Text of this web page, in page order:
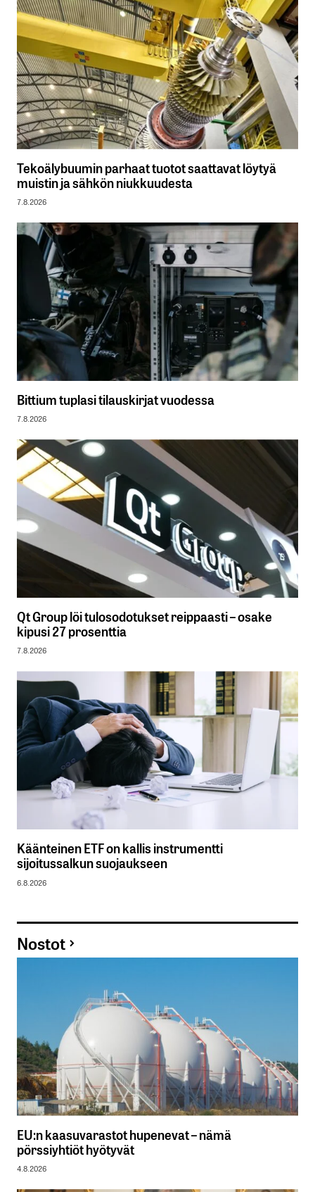
Tekoälybuumin parhaat tuotot saattavat löytyä
muistin ja sähkön niukkuudesta
7.8.2026
Bittium tuplasi tilauskirjat vuodessa
7.8.2026
Qt Group löi tulosodotukset reippaasti – osake
kipusi 27 prosenttia
7.8.2026
Käänteinen ETF on kallis instrumentti
sijoitussalkun suojaukseen
6.8.2026
Nostot
EU:n kaasuvarastot hupenevat – nämä
pörssiyhtiöt hyötyvät
4.8.2026